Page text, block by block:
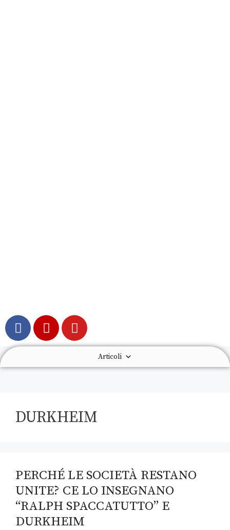
Articoli
DURKHEIM
PERCHÉ LE SOCIETÀ RESTANO
UNITE? CE LO INSEGNANO
“RALPH SPACCATUTTO” E
DURKHEIM